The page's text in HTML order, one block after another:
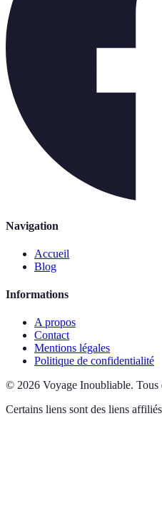
Navigation
Accueil
Blog
Informations
A propos
Contact
Mentions légales
Politique de confidentialité
© 2026 Voyage Inoubliable. Tous
Certains liens sont des liens